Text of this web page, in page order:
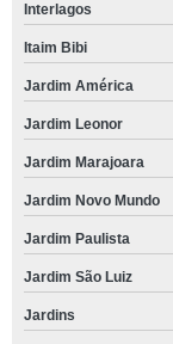
Interlagos
Itaim Bibi
Jardim América
Jardim Leonor
Jardim Marajoara
Jardim Novo Mundo
Jardim Paulista
Jardim São Luiz
Jardins